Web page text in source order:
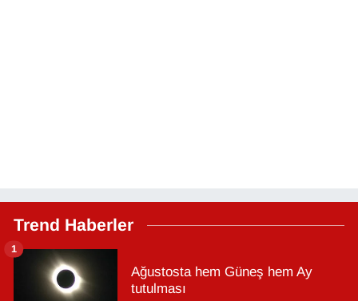
Trend Haberler
Ağustosta hem Güneş hem Ay
tutulması
1